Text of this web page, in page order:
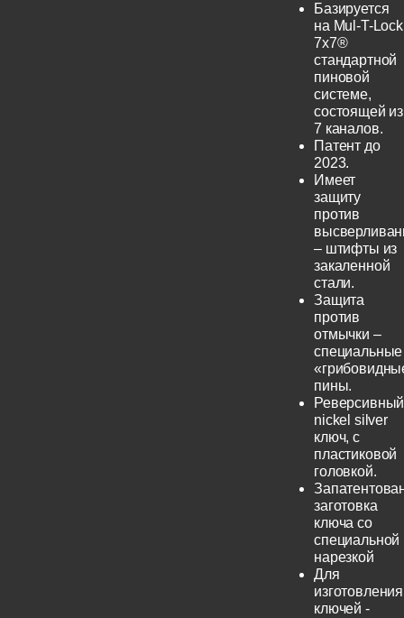
Базируется
на Mul-T-Lock
7x7®
стандартной
пиновой
системе,
состоящей из
7 каналов.
Патент до
2023.
Имеет
защиту
против
– штифты из
закаленной
стали.
Защита
против
отмычки –
специальные
пины.
Реверсивный
nickel silver
ключ, с
пластиковой
головкой.
заготовка
ключа со
специальной
нарезкой
Для
изготовления
ключей -